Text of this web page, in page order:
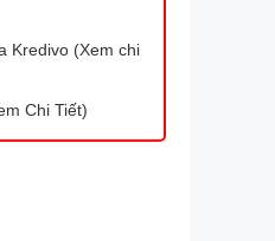
Kredivo (Xem chi
Chi Tiết)